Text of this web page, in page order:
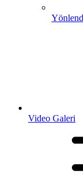
Video Galeri